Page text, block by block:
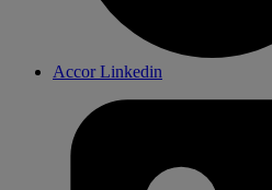
Accor Linkedin